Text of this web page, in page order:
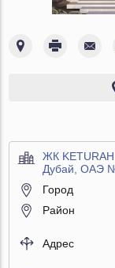
ЖК KETURAH
Дубай, ОАЭ
Город
Район
Адрес